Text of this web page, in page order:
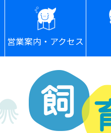
営業案内・アクセス